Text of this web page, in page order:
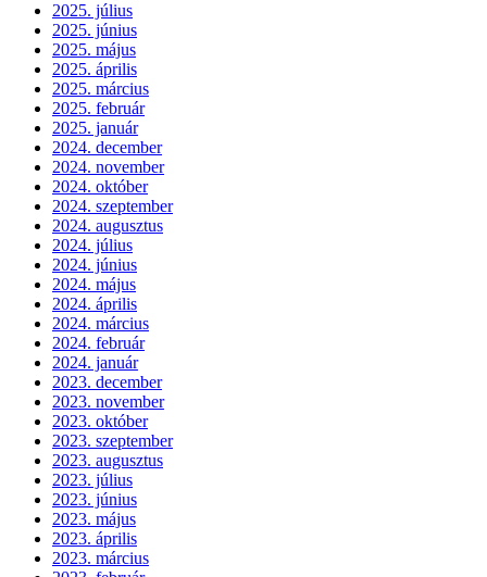
2025. július
2025. június
2025. május
2025. április
2025. március
2025. február
2025. január
2024. december
2024. november
2024. október
2024. szeptember
2024. augusztus
2024. július
2024. június
2024. május
2024. április
2024. március
2024. február
2024. január
2023. december
2023. november
2023. október
2023. szeptember
2023. augusztus
2023. július
2023. június
2023. május
2023. április
2023. március